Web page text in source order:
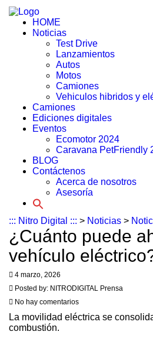
HOME
Noticias
Test Drive
Lanzamientos
Autos
Motos
Camiones
Vehiculos hibridos y
Camiones
Ediciones digitales
Eventos
Ecomotor 2024
Caravana PetFriendly
BLOG
Contáctenos
Acerca de nosotros
Asesoría
::: Nitro Digital ::: > Noticias >
¿Cuánto puede
vehículo
4 marzo, 2026
Posted by: NITRODIGITAL Prensa
No hay comentarios
La movilidad eléctrica se
combustión.